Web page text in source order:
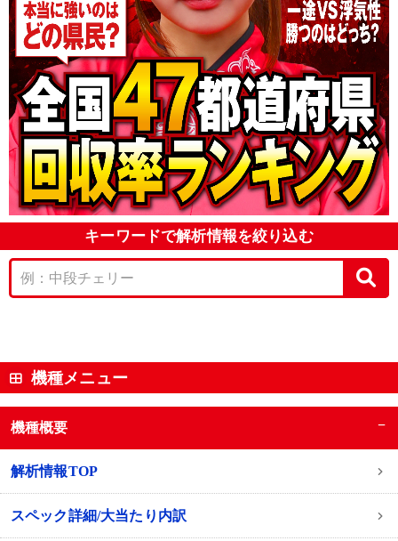
キーワードで解析情報を絞り込む
機種メニュー
機種概要 −
解析情報TOP
スペック詳細/大当たり内訳